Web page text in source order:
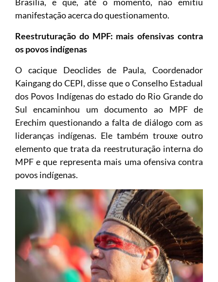
manifestação acerca do questionamento.
Reestruturação do MPF: mais ofensivas contra
os povos indígenas
O cacique Deoclides de Paula, Coordenador
Kaingang do CEPI, disse que o Conselho Estadual
dos Povos Indígenas do estado do Rio Grande do
Sul encaminhou um documento ao MPF de
Erechim questionando a falta de diálogo com as
lideranças indígenas. Ele também trouxe outro
elemento que trata da reestruturação interna do
MPF e que representa mais uma ofensiva contra
povos indígenas.